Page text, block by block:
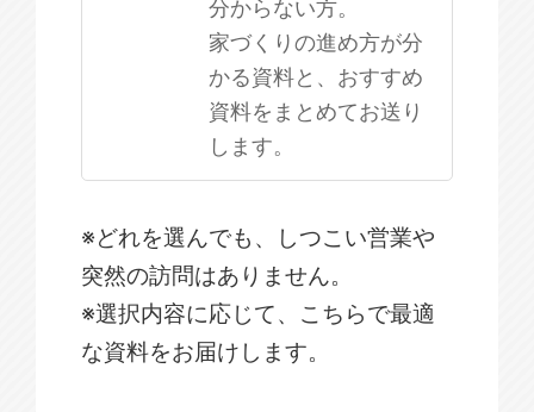
分からない方。
家づくりの進め方が分
かる資料と、おすすめ
資料をまとめてお送り
します。
※どれを選んでも、しつこい営業や
突然の訪問はありません。
※選択内容に応じて、こちらで最適
な資料をお届けします。